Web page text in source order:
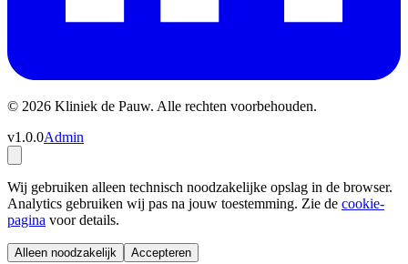
© 2026 Kliniek de Pauw. Alle rechten voorbehouden.
v1.0.0Admin
Wij gebruiken alleen technisch noodzakelijke opslag in de browser.
Analytics gebruiken wij pas na jouw toestemming. Zie de cookie-
pagina voor details.
Alleen noodzakelijk Accepteren